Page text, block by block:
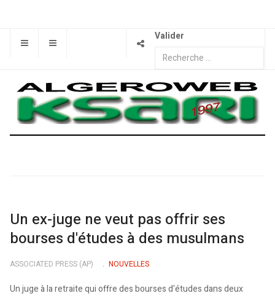
Valider
Un ex-juge ne veut pas offrir ses
bourses d'études à des musulmans
ASSOCIATED PRESS (AP) NOUVELLES
Un juge à la retraite qui offre des bourses d'études dans deux